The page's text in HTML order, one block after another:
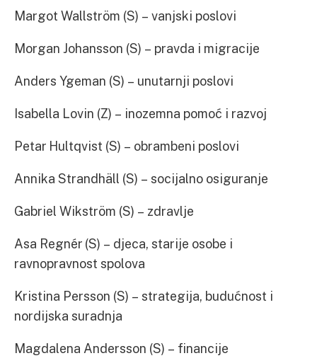
Margot Wallström (S) – vanjski poslovi
Morgan Johansson (S) – pravda i migracije
Anders Ygeman (S) – unutarnji poslovi
Isabella Lovin (Z) – inozemna pomoć i razvoj
Petar Hultqvist (S) – obrambeni poslovi
Annika Strandhäll (S) – socijalno osiguranje
Gabriel Wikström (S) – zdravlje
Asa Regnér (S) – djeca, starije osobe i
ravnopravnost spolova
Kristina Persson (S) – strategija, budućnost i
nordijska suradnja
Magdalena Andersson (S) – financije